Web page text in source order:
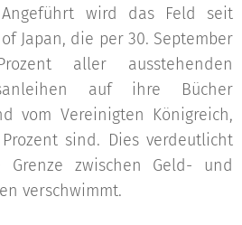
wird das Feld seit
Japan, die per 30. September
aller ausstehenden
auf ihre Bücher
vom Vereinigten Königreich,
sind. Dies verdeutlicht
zwischen Geld- und
verschwimmt.